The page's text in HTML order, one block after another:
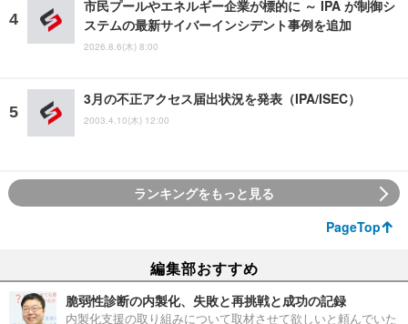
市民プールやエネルギー企業が標的に ～ IPA が制御シ
ステムの最新サイバーインシデント事例を追加
2026.8.6(木) 8:00
3月の不正アクセス届出状況を発表（IPA/ISEC）
2003.4.10(木) 12:00
ランキングをもっと見る
PageTop
編集部おすすめ
脆弱性診断の内製化、失敗と再挑戦と成功の記録
内製化支援の取り組みについて取材させて欲しいと頼んでいた